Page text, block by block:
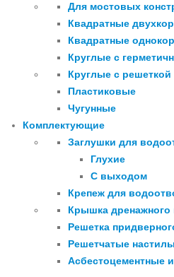
Для мостовых
Квадратные
Квадратные
Круглые с
Круглые с решеткой
Пластиковые
Чугунные
Комплектующие
Заглушки для
Глухие
С выходом
Крепеж для
Крышка дренажного
Решетка
Решетчатые настилы
Асбестоцементные